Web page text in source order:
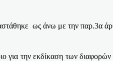
ως άνω με την παρ.3α
για την εκδίκαση των διαφορών